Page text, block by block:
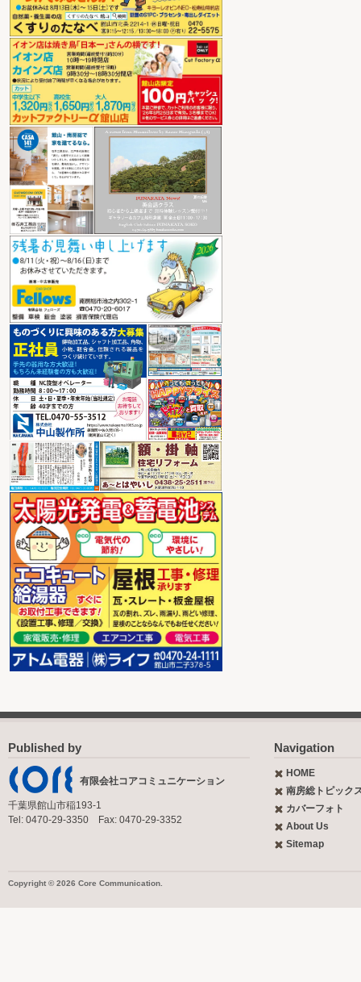
Published by
有限会社コアコミュニケーション
千葉県館山市稲193-1
Tel: 0470-29-3350 Fax: 0470-29-3352
Navigation
HOME
南房総トピック
カバーフォト
About Us
Sitemap
Copyright © 2026 Core Communication.